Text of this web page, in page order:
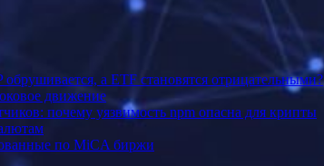
а ETF становятся отрицательными?
движение
почему уязвимость npm опасна для крипты
по MiCA биржи